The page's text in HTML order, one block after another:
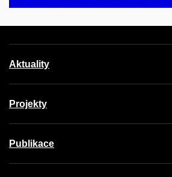
Aktuality
Projekty
Publikace